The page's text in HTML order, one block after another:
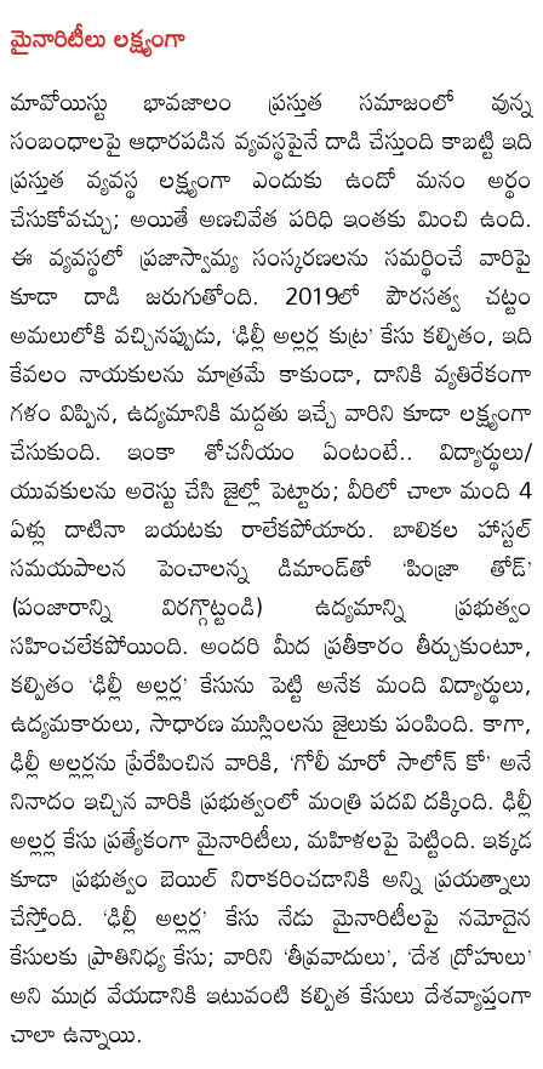
మైనారిటీలులక్ష్యంగా
మావోయిస్టు భావజాలం ప్రస్తుత సమాజంలో వున్న
సంబంధాలపై ఆధారపడిన వ్యవస్థపైనే దాడి చేస్తుంది కాబట్టి ఇది
ప్రస్తుత వ్యవస్థ లక్ష్యంగా ఎందుకు ఉందో మనం అర్థం
చేసుకోవచ్చు; అయితే అణచివేత పరిధి ఇంతకు మించి ఉంది.
ఈ వ్యవస్థలో ప్రజాస్వామ్య సంస్కరణలను సమర్థించే వారిపై
కూడా దాడి జరుగుతోంది. 2019లో పౌరసత్వ చట్టం
అమలులోకి వచ్చినప్పుడు, ‘ఢిల్లీ అల్లర్ల కుట్ర’ కేసు కల్పితం, ఇది
కేవలం నాయకులను మాత్రమే కాకుండా, దానికి వ్యతిరేకంగా
గళం విప్పిన, ఉద్యమానికి మద్దతు ఇచ్చే వారిని కూడా లక్ష్యంగా
చేసుకుంది. ఇంకా శోచనీయం ఏంటంటే.. విద్యార్థులు/
యువకులను అరెస్టు చేసి జైల్లో పెట్టారు; వీరిలో చాలా మంది 4
ఏళ్లు దాటినా బయటకు రాలేకపోయారు. బాలికల హాస్టల్‌
సమయపాలన పెంచాలన్న డిమాండ్‌తో ‘పింజ్రా తోడ్‌’
(పంజారాన్ని విరగ్గొట్టండి) ఉద్యమాన్ని ప్రభుత్వం
సహించలేకపోయింది. అందరి మీద ప్రతీకారం తీర్చుకుంటూ,
కల్పితం ‘ఢిల్లీ అల్లర్ల’ కేసును పెట్టి అనేక మంది విద్యార్థులు,
ఉద్యమకారులు, సాధారణ ముస్లింలను జైలుకు పంపింది. కాగా,
ఢిల్లీ అల్లర్లను ప్రేరేపించిన వారికి, ‘గోలీ మారో సాలోన్ కో’ అనే
నినాదం ఇచ్చిన వారికి ప్రభుత్వంలో మంత్రి పదవి దక్కింది. ఢిల్లీ
అల్లర్ల కేసు ప్రత్యేకంగా మైనారిటీలు, మహిళలపై పెట్టింది. ఇక్కడ
కూడా ప్రభుత్వం బెయిల్ నిరాకరించడానికి అన్ని ప్రయత్నాలు
చేస్తోంది. ‘ఢిల్లీ అల్లర్ల’ కేసు నేడు మైనారిటీలపై నమోదైన
కేసులకు ప్రాతినిధ్య కేసు; వారిని ‘తీవ్రవాదులు’, ‘దేశ ద్రోహులు’
అని ముద్ర వేయడానికి ఇటువంటి కల్పిత కేసులు దేశవ్యాప్తంగా
చాలా ఉన్నాయి.